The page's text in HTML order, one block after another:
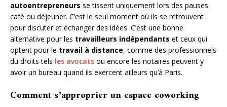
autoentrepreneurs se tissent uniquement lors des pauses
café ou déjeuner. C’est le seul moment où ils se retrouvent
pour discuter et échanger des idées. C’est une bonne
alternative pour les travailleurs indépendants et ceux qui
optent pour le travail à distance, comme des professionnels
du droits tels les avocats ou encore les notaires peuvent y
avoir un bureau quand ils exercent ailleurs qu’à Paris.
Comment s’approprier un espace coworking